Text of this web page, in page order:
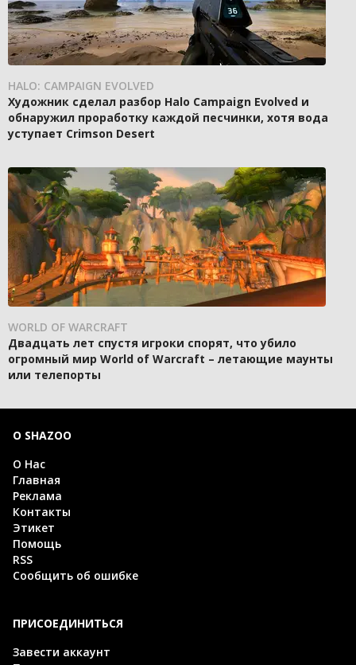
HALO: CAMPAIGN EVOLVED
Художник сделал разбор Halo Campaign Evolved и
обнаружил проработку каждой песчинки, хотя вода
уступает Crimson Desert
WORLD OF WARCRAFT
Двадцать лет спустя игроки спорят, что убило
огромный мир World of Warcraft – летающие маунты
или телепорты
О SHAZOO
О Нас
Главная
Реклама
Контакты
Этикет
Помощь
RSS
Сообщить об ошибке
ПРИСОЕДИНИТЬСЯ
Завести аккаунт